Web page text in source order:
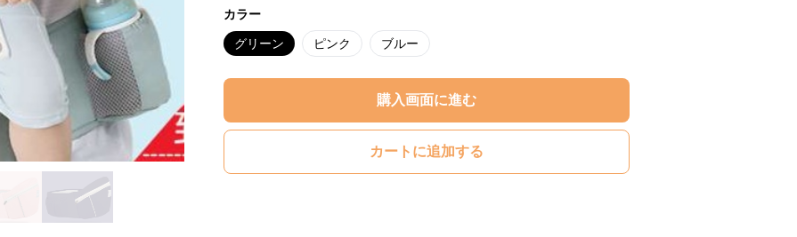
カラー
グリーン ピンク ブルー
購入画面に進む
カートに追加する